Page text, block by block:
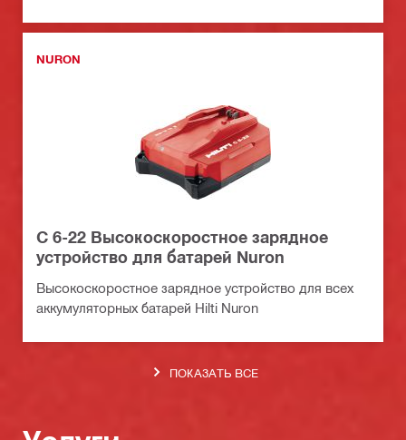
NURON
C 6-22 Высокоскоростное зарядное
устройство для батарей Nuron
Высокоскоростное зарядное устройство для всех
аккумуляторных батарей Hilti Nuron
ПОКАЗАТЬ ВСЕ